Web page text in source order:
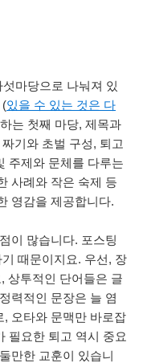
마당으로 나눠져 있
(있을 수 있는 것은 다
는 첫째 마당, 제목과
기와 초벌 구성, 퇴고
주제와 문체를 다루는
사례와 작은 숙제 등
영감을 제공합니다.
이 많습니다. 포스팅
때문이지요. 우선, 장
상투적인 단어들은 글
력적인 문장은 늘 염
, 오타와 문맥만 바로잡
필요한 퇴고 역시 중요
만한 교훈이 있습니